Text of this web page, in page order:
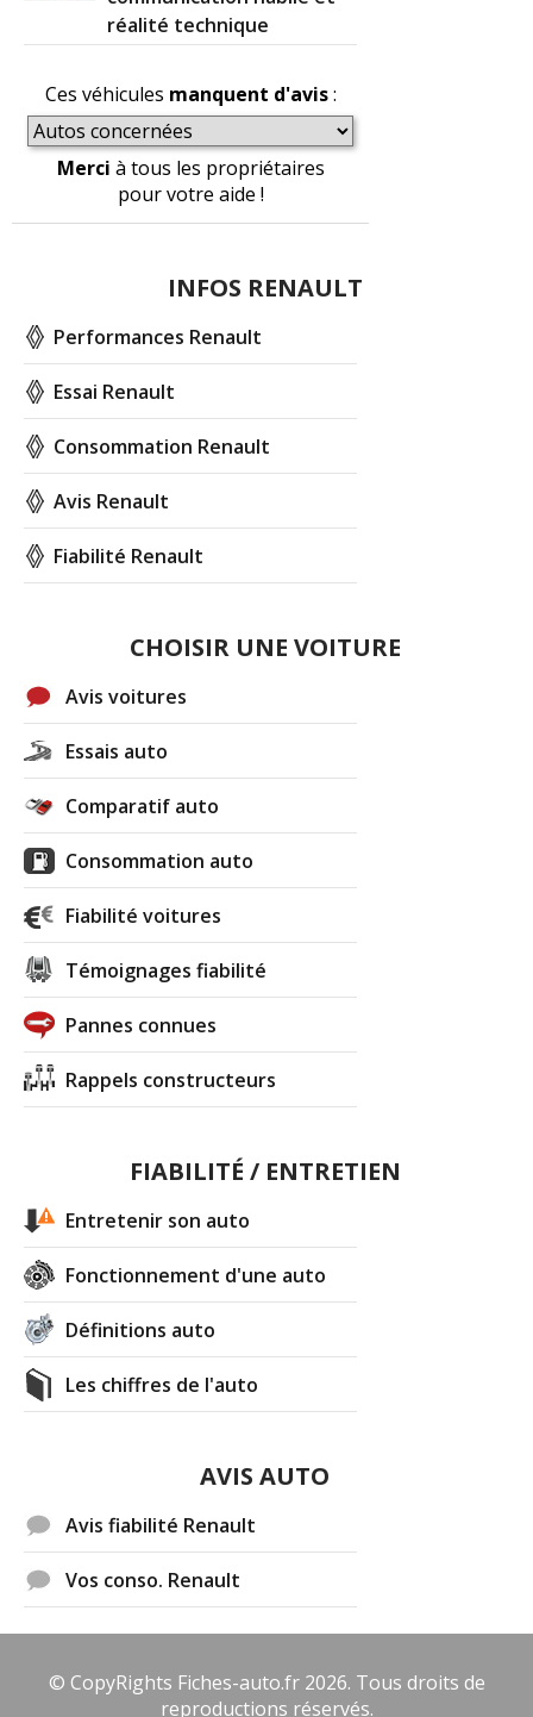
réalité technique
Ces véhicules manquent d'avis:
Merci à tous les propriétaires
pour votre aide !
INFOS RENAULT
Performances Renault
Essai Renault
Consommation Renault
Avis Renault
Fiabilité Renault
CHOISIR UNE VOITURE
Avis voitures
Essais auto
Comparatif auto
Consommation auto
Fiabilité voitures
Témoignages fiabilité
Pannes connues
Rappels constructeurs
FIABILITÉ / ENTRETIEN
Entretenir son auto
Fonctionnement d'une auto
Définitions auto
Les chiffres de l'auto
AVIS AUTO
Avis fiabilité Renault
Vos conso. Renault
© CopyRights Fiches-auto.fr 2026. Tous droits de
reproductions réservés.